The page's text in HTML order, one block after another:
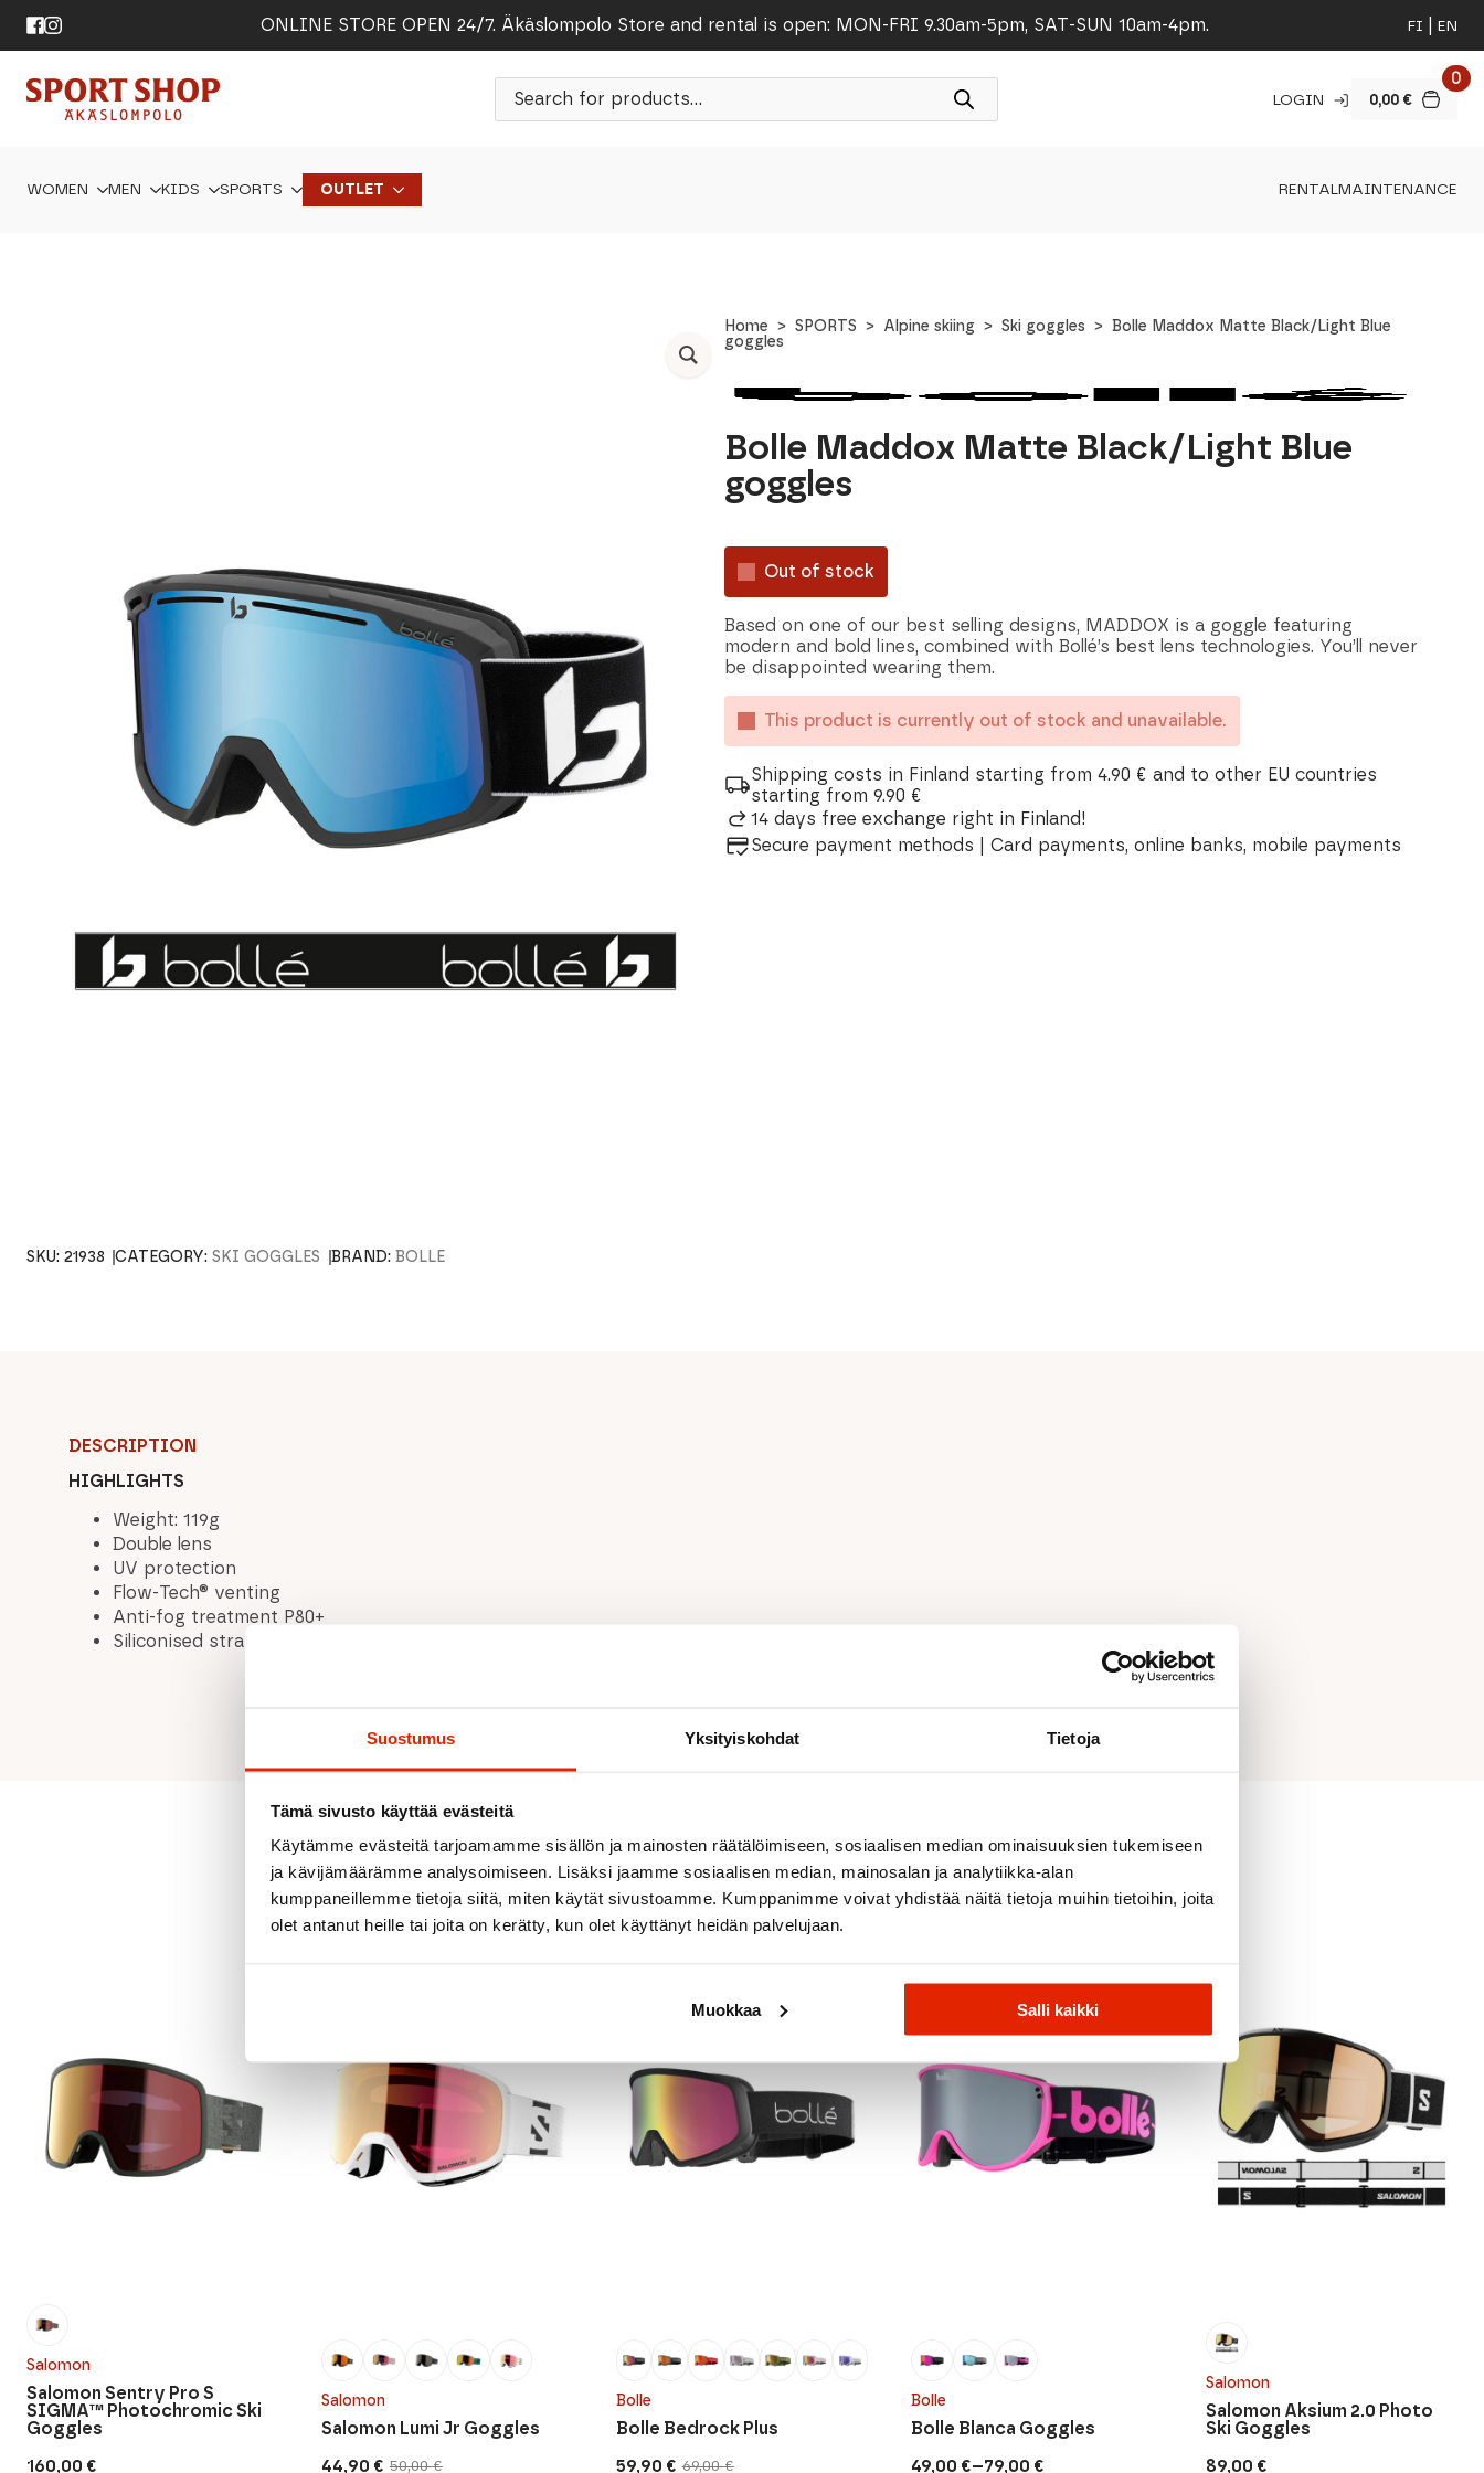
Suostumus Yksityiskohdat Tietoja
Tämä sivusto käyttää evästeitä
Käytämme evästeitä tarjoamamme sisällön ja mainosten räätälöimiseen, sosiaalisen median ominaisuuksien tukemiseen
ja kävijämäärämme analysoimiseen. Lisäksi jaamme sosiaalisen median, mainosalan ja analytiikka-alan
kumppaneillemme tietoja siitä, miten käytät sivustoamme. Kumppanimme voivat yhdistää näitä tietoja muihin tietoihin, joita
olet antanut heille tai joita on kerätty, kun olet käyttänyt heidän palvelujaan.
Muokkaa Salli kaikki
ONLINE STORE OPEN 24/7. Äkäslompolo Store and rental is open: MON-FRI 9.30am-5pm, SAT-SUN 10am-4pm. FI EN
Products
search
LOGIN 0,00 €
0
WOMEN MEN KIDS SPORTS OUTLET RENTALMAINTENANCE
Home SPORTS Alpine skiing Ski goggles
Bolle Maddox Matte Black/Light Blue
goggles
Bolle Maddox Matte Black/Light Blue
goggles
Out of stock
Based on one of our best selling designs, MADDOX is a goggle featuring
modern and bold lines, combined with Bollé’s best lens technologies. You’ll never
be disappointed wearing them.
This product is currently out of stock and unavailable.
Shipping costs in Finland starting from 4.90 € and to other EU countries
starting from 9.90 €
14 days free exchange right in Finland!
Secure payment methods | Card payments, online banks, mobile payments
SKU: 21938 CATEGORY:SKI GOGGLES BRAND: BOLLE
DESCRIPTION
HIGHLIGHTS
Weight: 119g
Double lens
UV protection
Flow-Tech® venting
Anti-fog treatment P80+
Siliconised strap
Recommended for you
Salomon
160,00 €
Salomon Sentry Pro S
SIGMA™ Photochromic Ski
Goggles
Salomon
50,00€
44,90 €
Salomon Lumi Jr Goggles
Bolle
69,00€
59,90 €
Bolle Bedrock Plus
Bolle
SALE
49,00 €–79,00 €
Bolle Blanca Goggles
Salomon
89,00 €
Salomon Aksium 2.0 Photo
Ski Goggles